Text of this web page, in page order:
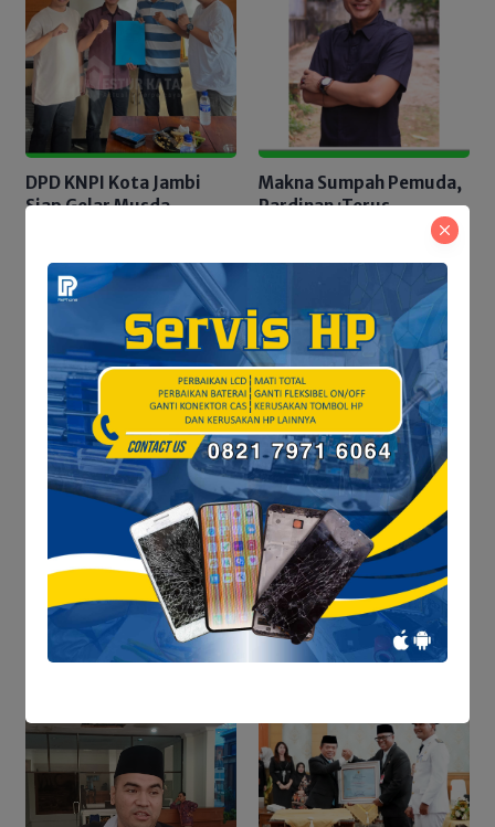
DPD KNPI Kota Jambi
Siap Gelar Musda,
Makna Sumpah Pemuda,
Pardinan :Terus
Tokoh muda Merangin
Khoiron Fauzi
Pertanyakan Urgensi
Belum Kondusif”
Efisiensi Anggaran:
Seperti “Menelan Pil
Pahit”